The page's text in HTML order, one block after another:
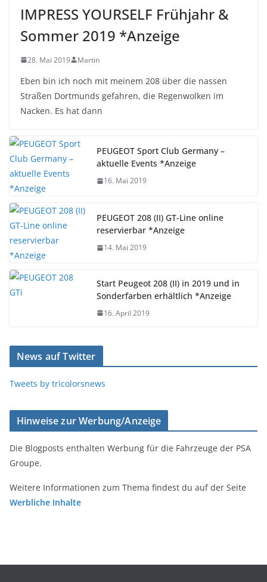
IMPRESS YOURSELF Frühjahr &
Sommer 2019 *Anzeige
28. Mai 2019 Martin
Eben bin ich noch mit meinem 208 über die nassen
Straßen Dortmunds gefahren, die Regenwolken im
Nacken. Es hat dann
PEUGEOT Sport Club Germany –
aktuelle Events *Anzeige
16. Mai 2019
PEUGEOT 208 (II) GT-Line online
reservierbar *Anzeige
14. Mai 2019
Start Peugeot 208 (II) in 2019 und in
Sonderfarben erhältlich *Anzeige
16. April 2019
News auf Twitter
Tweets by tricolorsnews
Hinweise zur Werbung/Anzeige
Die Blogposts enthalten Werbung für die Fahrzeuge der PSA
Groupe.
Weitere Informationen zum Thema findest du auf der Seite
Werbliche Inhalte